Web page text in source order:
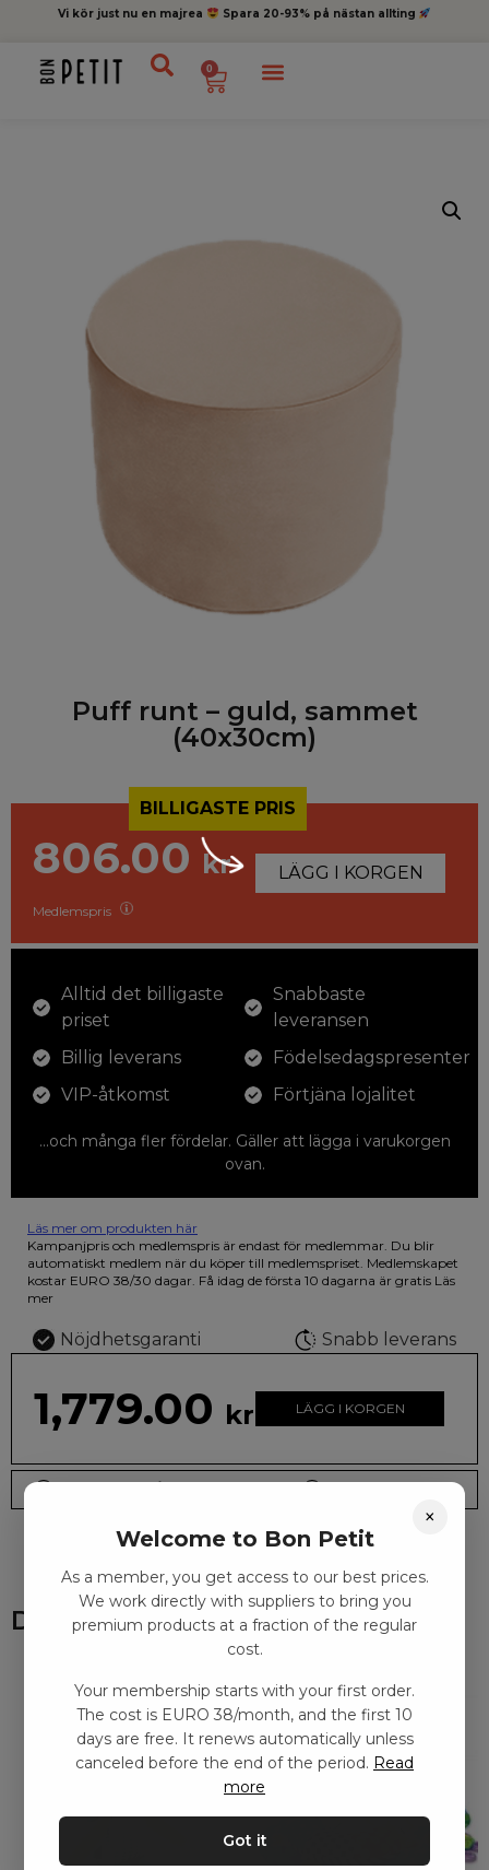
Vi kör just nu en majrea Spara 20-93% på nästan allting
0
Puff runt – guld, sammet
(40x30cm)
BILLIGASTE PRIS
806.00 kr
Medlemspris
LÄGG I KORGEN
Alltid det billigaste
priset
Billig leverans
VIP-åtkomst
Snabbaste
leveransen
Födelsedagspresenter
Förtjäna lojalitet
...och många fler fördelar. Gäller att lägga i varukorgen
ovan.
Läs mer om produkten här
12 färgpennor som du kan färglägga dina teckningar med. På
illustrationen på den vackra askan finns fjärilar i vilda fluorescerande
färger.
Kampanjpris och medlemspris är endast för medlemmar. Du blir
automatiskt medlem när du köper till medlemspriset. Medlemskapet
kostar EURO 38/30 dagar. Få idag de första 10 dagarna är gratis Läs
mer
Nöjdhetsgaranti Snabb leverans
1,779.00 kr LÄGG I KORGEN
Frakt EURO 4
Du kanske också gillar
×
Welcome to Bon Petit
As a member, you get access to our best prices.
We work directly with suppliers to bring you
premium products at a fraction of the regular
cost.
Your membership starts with your first order.
The cost is EURO 38/month, and the first 10
days are free. It renews automatically unless
canceled before the end of the period. Read
more
Got it